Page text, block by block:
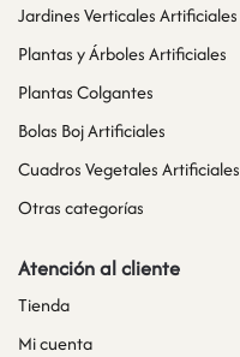
Jardines Verticales Artificiales
Plantas y Árboles Artificiales
Plantas Colgantes
Bolas Boj Artificiales
Cuadros Vegetales Artificiales
Otras categorías
Atención al cliente
Tienda
Mi cuenta